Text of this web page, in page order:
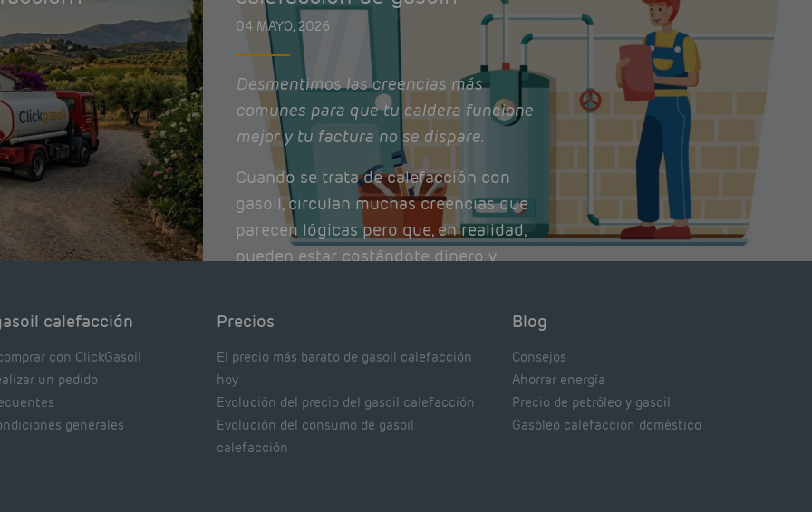
04 MAYO, 2026
Desmentimos las creencias más
comunes para que tu caldera funcione
mejor y tu factura no se dispare.
Cuando se trata de calefacción con
gasoil, circulan muchas creencias que
parecen lógicas pero que, en realidad,
pueden estar costándote dinero y
calefacción
con ClickGasoil
un pedido
generales
Precios
El precio más barato de gasoil calefacción
hoy
Evolución del precio del gasoil calefacción
Evolución del consumo de gasoil
calefacción
Blog
Consejos
Ahorrar energía
Precio de petróleo y gasoil
Gasóleo calefacción doméstico